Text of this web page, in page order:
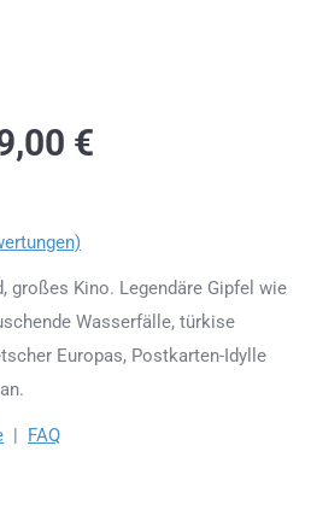
€
großes Kino. Legendäre Gipfel wie
Wasserfälle, türkise
Europas, Postkarten-Idylle
| FAQ